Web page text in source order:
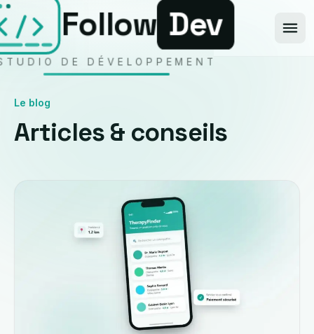
Follow Dev
DE DÉVELOPPEMENT
Aller au contenu
Le blog
Articles & conseils